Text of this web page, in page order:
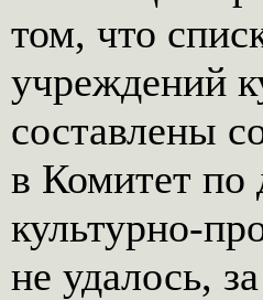
том, что
учреждений
составлены
в Комитет по
культурно-
не удалось,